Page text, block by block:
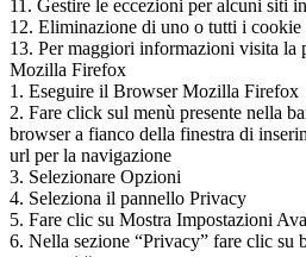
11. Gestire le eccezioni per alcuni siti
12. Eliminazione di uno o tutti i cookie
13. Per maggiori informazioni visita la
Mozilla Firefox
1. Eseguire il Browser Mozilla Firefox
2. Fare click sul menù presente nella
browser a fianco della finestra di
url per la navigazione
3. Selezionare Opzioni
4. Seleziona il pannello Privacy
5. Fare clic su Mostra Impostazioni
6. Nella sezione “Privacy” fare clic su